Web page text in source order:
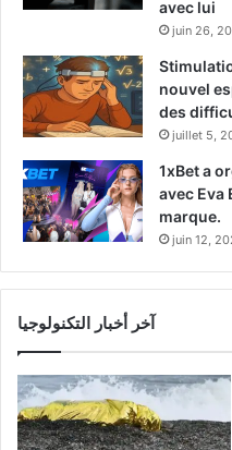
avec lui
juin 26,
nouvel
des
juillet 5,
1xBet a
avec Eva
marque.
juin 12,
آخر أخبار التكنولوجيا